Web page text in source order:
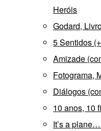
Heróis
Godard,
5 Sentidos
Amizade
Fotograma,
Diálogos
10 anos, 10
It’s a